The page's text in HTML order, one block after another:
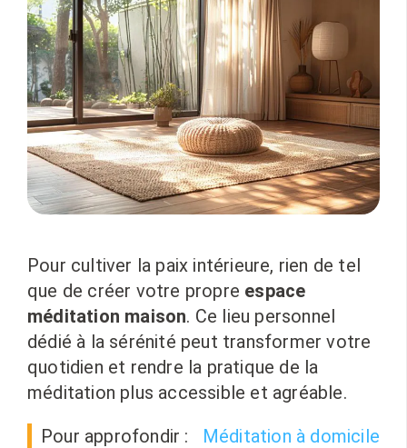
Pour cultiver la paix intérieure, rien de tel
que de créer votre propre espace
méditation maison. Ce lieu personnel
dédié à la sérénité peut transformer votre
quotidien et rendre la pratique de la
méditation plus accessible et agréable.
Pour approfondir :
Méditation à domicile